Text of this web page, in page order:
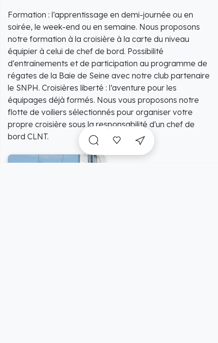
Formation : l’apprentissage en demi-journée ou en
soirée, le week-end ou en semaine. Nous proposons
notre formation à la croisière à la carte du niveau
équipier à celui de chef de bord. Possibilité
d'entraînements et de participation au programme de
régates de la Baie de Seine avec notre club partenaire
le SNPH. Croisières liberté : l’aventure pour les
équipages déjà formés. Nous vous proposons notre
flotte de voiliers sélectionnés pour organiser votre
propre croisière sous la responsabilité d'un chef de
bord CLNT.